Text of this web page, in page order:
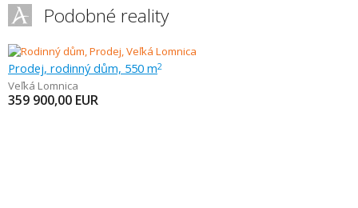
Podobné reality
Prodej, rodinný dům, 550 m2
Veľká Lomnica
359 900,00 EUR